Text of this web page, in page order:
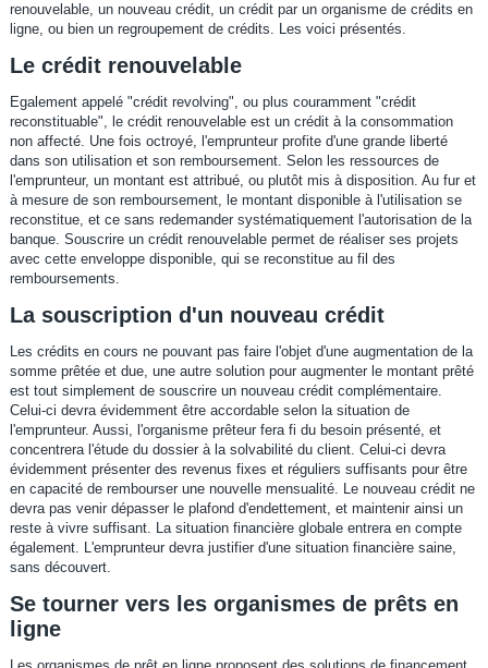
renouvelable, un nouveau crédit, un crédit par un organisme de crédits en
ligne, ou bien un regroupement de crédits. Les voici présentés.
Le crédit renouvelable
Egalement appelé "crédit revolving", ou plus couramment "crédit
reconstituable", le crédit renouvelable est un crédit à la consommation
non affecté. Une fois octroyé, l'emprunteur profite d'une grande liberté
dans son utilisation et son remboursement. Selon les ressources de
l'emprunteur, un montant est attribué, ou plutôt mis à disposition. Au fur et
à mesure de son remboursement, le montant disponible à l'utilisation se
reconstitue, et ce sans redemander systématiquement l'autorisation de la
banque. Souscrire un crédit renouvelable permet de réaliser ses projets
avec cette enveloppe disponible, qui se reconstitue au fil des
remboursements.
La souscription d'un nouveau crédit
Les crédits en cours ne pouvant pas faire l'objet d'une augmentation de la
somme prêtée et due, une autre solution pour augmenter le montant prêté
est tout simplement de souscrire un nouveau crédit complémentaire.
Celui-ci devra évidemment être accordable selon la situation de
l'emprunteur. Aussi, l'organisme prêteur fera fi du besoin présenté, et
concentrera l'étude du dossier à la solvabilité du client. Celui-ci devra
évidemment présenter des revenus fixes et réguliers suffisants pour être
en capacité de rembourser une nouvelle mensualité. Le nouveau crédit ne
devra pas venir dépasser le plafond d'endettement, et maintenir ainsi un
reste à vivre suffisant. La situation financière globale entrera en compte
également. L'emprunteur devra justifier d'une situation financière saine,
sans découvert.
Se tourner vers les organismes de prêts en
ligne